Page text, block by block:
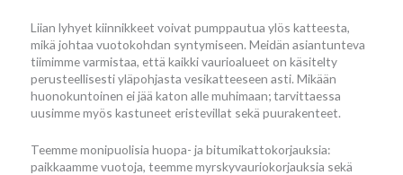
Liian lyhyet kiinnikkeet voivat pumppautua ylös katteesta,
mikä johtaa vuotokohdan syntymiseen. Meidän asiantunteva
tiimimme varmistaa, että kaikki vaurioalueet on käsitelty
perusteellisesti yläpohjasta vesikatteeseen asti. Mikään
huonokuntoinen ei jää katon alle muhimaan; tarvittaessa
uusimme myös kastuneet eristevillat sekä puurakenteet.
Teemme monipuolisia huopa- ja bitumikattokorjauksia:
paikkaamme vuotoja, teemme myrskyvauriokorjauksia sekä